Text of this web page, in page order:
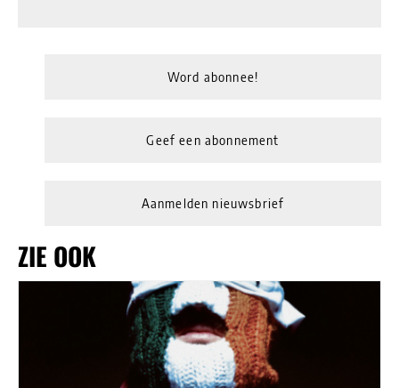
Word abonnee!
Geef een abonnement
Aanmelden nieuwsbrief
ZIE OOK